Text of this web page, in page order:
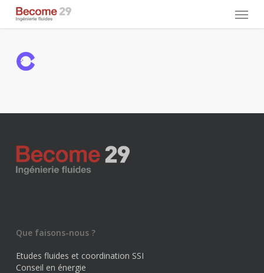
main
Menu
Que faisons-nous ?
Etudes fluides et coordination SSI
Conseil en énergie